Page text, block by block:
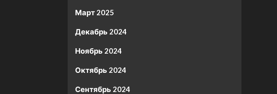
Март 2025
Декабрь 2024
Ноябрь 2024
Октябрь 2024
Сентябрь 2024